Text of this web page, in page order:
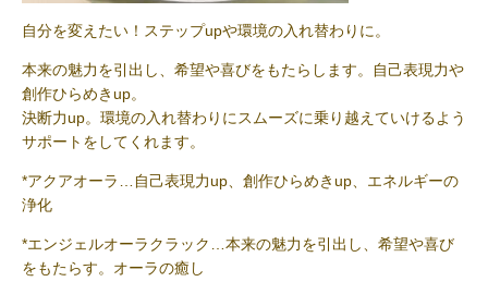
自分を変えたい！ステップupや環境の入れ替わりに。
本来の魅力を引出し、希望や喜びをもたらします。自己表現力や
創作ひらめきup。
決断力up。環境の入れ替わりにスムーズに乗り越えていけるよう
サポートをしてくれます。
*アクアオーラ…自己表現力up、創作ひらめきup、エネルギーの
浄化
*エンジェルオーラクラック…本来の魅力を引出し、希望や喜び
をもたらす。オーラの癒し